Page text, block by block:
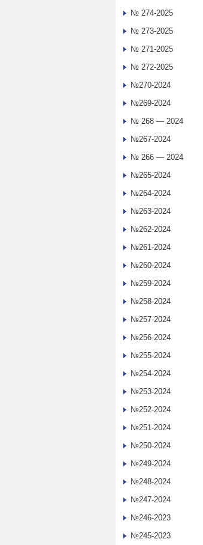
№ 274-2025
№ 273-2025
№ 271-2025
№ 272-2025
№270-2024
№269-2024
№ 268 — 2024
№267-2024
№ 266 — 2024
№265-2024
№264-2024
№263-2024
№262-2024
№261-2024
№260-2024
№259-2024
№258-2024
№257-2024
№256-2024
№255-2024
№254-2024
№253-2024
№252-2024
№251-2024
№250-2024
№249-2024
№248-2024
№247-2024
№246-2023
№245-2023